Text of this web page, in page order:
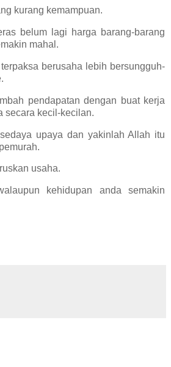
kurang kemampuan.
belum lagi harga barang-barang
mahal.
berusaha lebih bersungguh-
pendapatan dengan buat kerja
secara kecil-kecilan.
upaya dan yakinlah Allah itu
usaha.
kehidupan anda semakin